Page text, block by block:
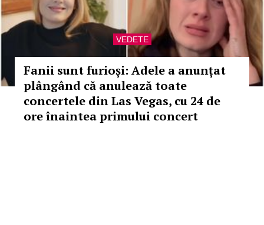
VEDETE
Fanii sunt furioși: Adele a anunțat
plângând că anulează toate
concertele din Las Vegas, cu 24 de
ore înaintea primului concert